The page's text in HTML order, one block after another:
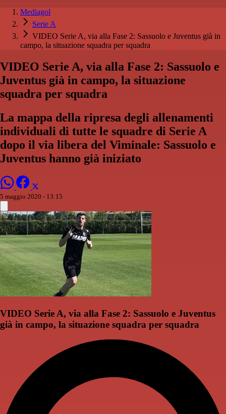
Mediagol
Serie A
VIDEO Serie A, via alla Fase 2: Sassuolo e Juventus già in
campo, la situazione squadra per squadra
VIDEO Serie A, via alla Fase 2: Sassuolo e
Juventus già in campo, la situazione
squadra per squadra
La mappa della ripresa degli allenamenti
individuali di tutte le squadre di Serie A
dopo il via libera del Viminale: Sassuolo e
Juventus hanno già iniziato
5 maggio 2020 - 13:15
VIDEO Serie A, via alla Fase 2: Sassuolo e Juventus
già in campo, la situazione squadra per squadra